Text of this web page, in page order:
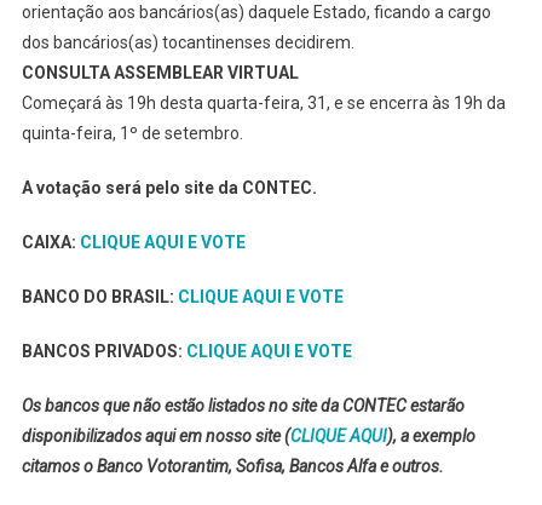
orientação aos bancários(as) daquele Estado, ficando a cargo
dos bancários(as) tocantinenses decidirem.
CONSULTA ASSEMBLEAR VIRTUAL
Começará às 19h desta quarta-feira, 31, e se encerra às 19h da
quinta-feira, 1º de setembro.
A votação será pelo site da CONTEC.
CAIXA: CLIQUE AQUI E VOTE
BANCO DO BRASIL: CLIQUE AQUI E VOTE
BANCOS PRIVADOS: CLIQUE AQUI E VOTE
Os bancos que não estão listados no site da CONTEC estarão
disponibilizados aqui em nosso site (CLIQUE AQUI), a exemplo
citamos o Banco Votorantim, Sofisa, Bancos Alfa e outros.